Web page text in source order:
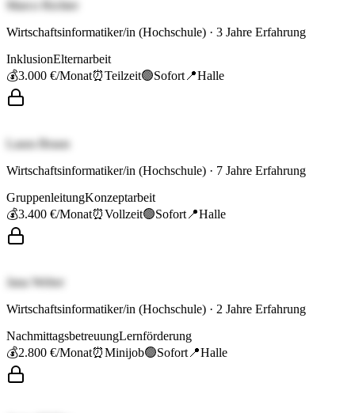
Marco Richter
Wirtschaftsinformatiker/in (Hochschule) · 3 Jahre Erfahrung
InklusionElternarbeit
💰3.000 €/Monat⏰Teilzeit🟢Sofort 📍Halle
Laura Braun
Wirtschaftsinformatiker/in (Hochschule) · 7 Jahre Erfahrung
GruppenleitungKonzeptarbeit
💰3.400 €/Monat⏰Vollzeit🟢Sofort 📍Halle
Jana Weber
Wirtschaftsinformatiker/in (Hochschule) · 2 Jahre Erfahrung
NachmittagsbetreuungLernförderung
💰2.800 €/Monat⏰Minijob🟢Sofort 📍Halle